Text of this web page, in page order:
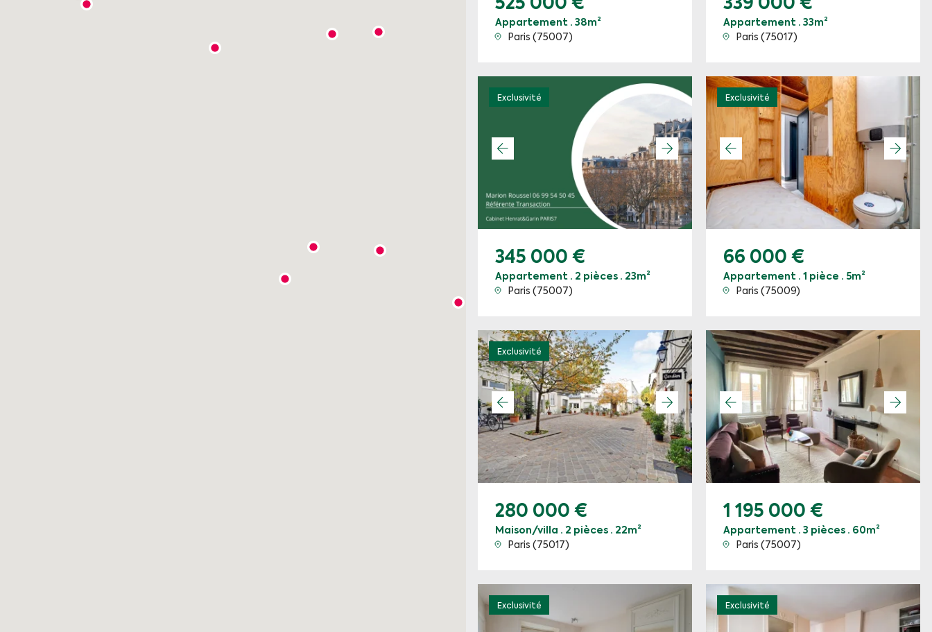
525 000 €
Appartement · 38m²
Paris (75007)
339 000 €
Appartement · 33m²
Paris (75017)
Exclusivité
345 000 €
Appartement · 2 pièces · 23m²
Paris (75007)
Exclusivité
66 000 €
Appartement · 1 pièce · 5m²
Paris (75009)
Exclusivité
280 000 €
Maison/villa · 2 pièces · 22m²
Paris (75017)
1 195 000 €
Appartement · 3 pièces · 60m²
Paris (75007)
Exclusivité Exclusivité